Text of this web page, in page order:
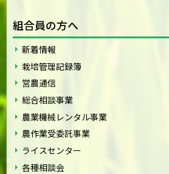
組合員の方へ
新着情報
栽培管理記録簿
営農通信
総合相談事業
農業機械レンタル事業
農作業受委託事業
ライスセンター
各種相談会